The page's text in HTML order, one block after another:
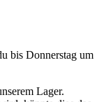
bis Donnerstag um
Lager.